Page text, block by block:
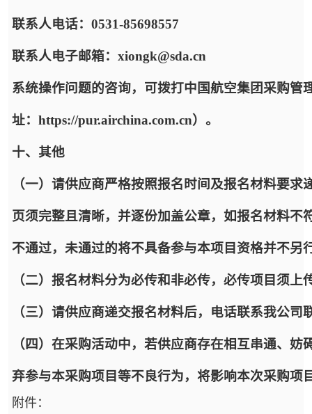
联系人电话：0531-85698557
联系人电子邮箱：xiongk@sda.cn
系统操作问题的咨询，可拨打中国航空集团采购
址：https://pur.airchina.com.cn）。
十、其他
（一）请供应商严格按照报名时间及报名材料要
页须完整且清晰，并逐份加盖公章，如报名材料
不通过，未通过的将不具备参与本项目资格并不另
（二）报名材料分为必传和非必传，必传项目须上
（三）请供应商递交报名材料后，电话联系我公
（四）在采购活动中，若供应商存在相互串通、
弃参与本采购项目等不良行为，将影响本次采购
附件：